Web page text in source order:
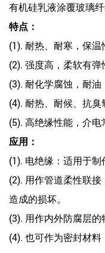
有机硅乳液涂覆玻璃
特点：
(1). 耐热、耐寒，保温
(2). 强度高，柔软有弹
(3). 耐化学腐蚀，耐油
(4). 耐热、耐候、抗臭
(5). 高绝缘性能，介电
应用：
(1). 电绝缘：适用于制
(2). 用作管道柔性联
造成的损坏。
(3). 用作内外防腐层的
(4). 也可作为密封材料